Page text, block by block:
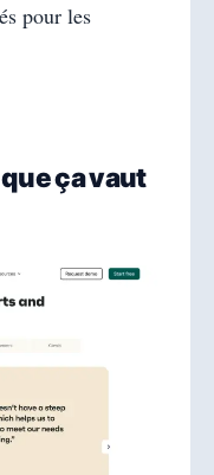
pour les
ça vaut